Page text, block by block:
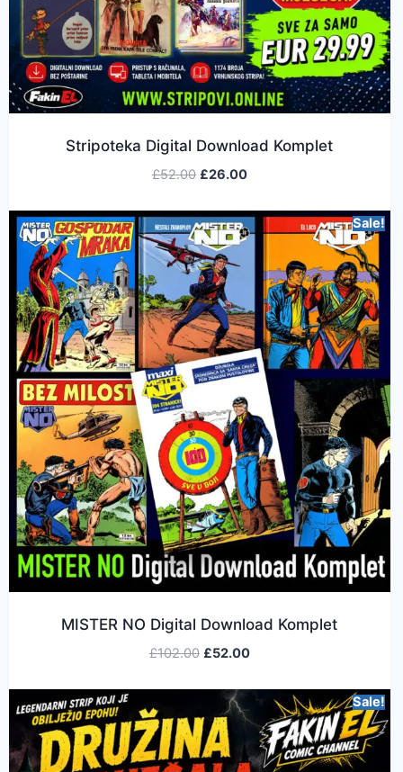
Stripoteka Digital Download Komplet
£52.00 £26.00
Sale!
MISTER NO Digital Download Komplet
£102.00 £52.00
Sale!